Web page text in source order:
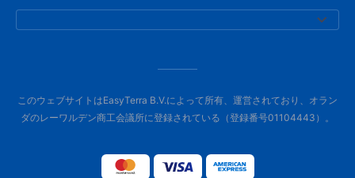
このウェブサイトはEasyTerra B.V.によって所有、運営されており、オラン
ダのレーワルデン商工会議所に登録されている（登録番号01104443）。